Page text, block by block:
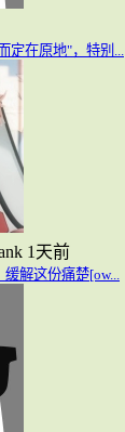
定在原地"，特别...
1天前
解这份痛楚[ow...